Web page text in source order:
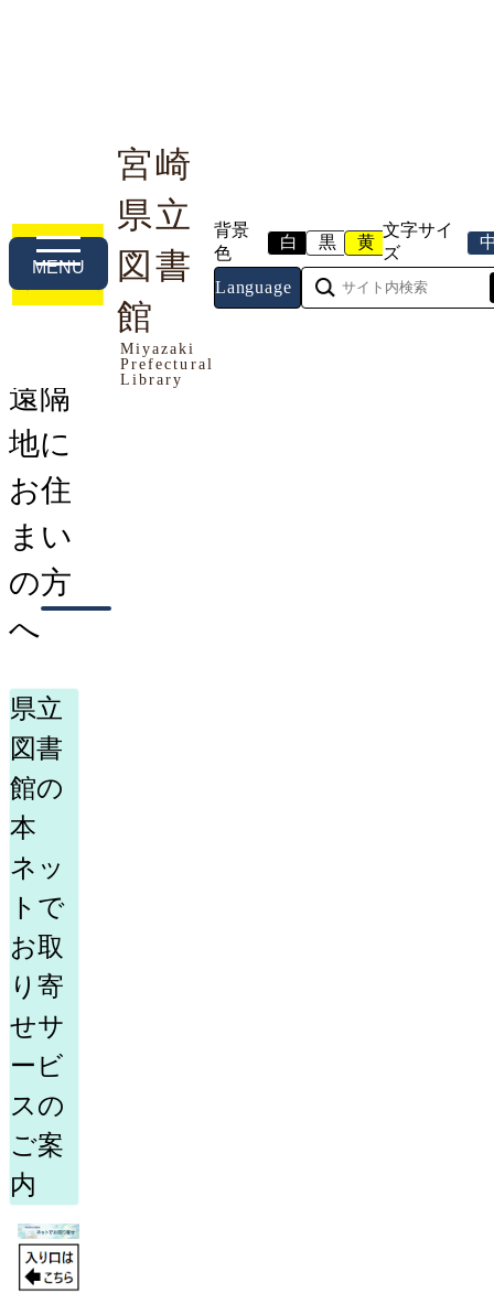
宮崎
県立
図書
館
Miyazaki
Prefectural
Library
背景
色
白 黒 黄
文字サイ
ズ
Language
MENU
利用案内 本や資料を探す 調べる・相談する
トップページ> 利用する>利用案内> 遠隔地にお
住まいの方へ
遠隔
地に
お住
まい
の方
へ
県立
図書
館の
本
ネッ
トで
お取
り寄
せサ
ービ
スの
ご案
内